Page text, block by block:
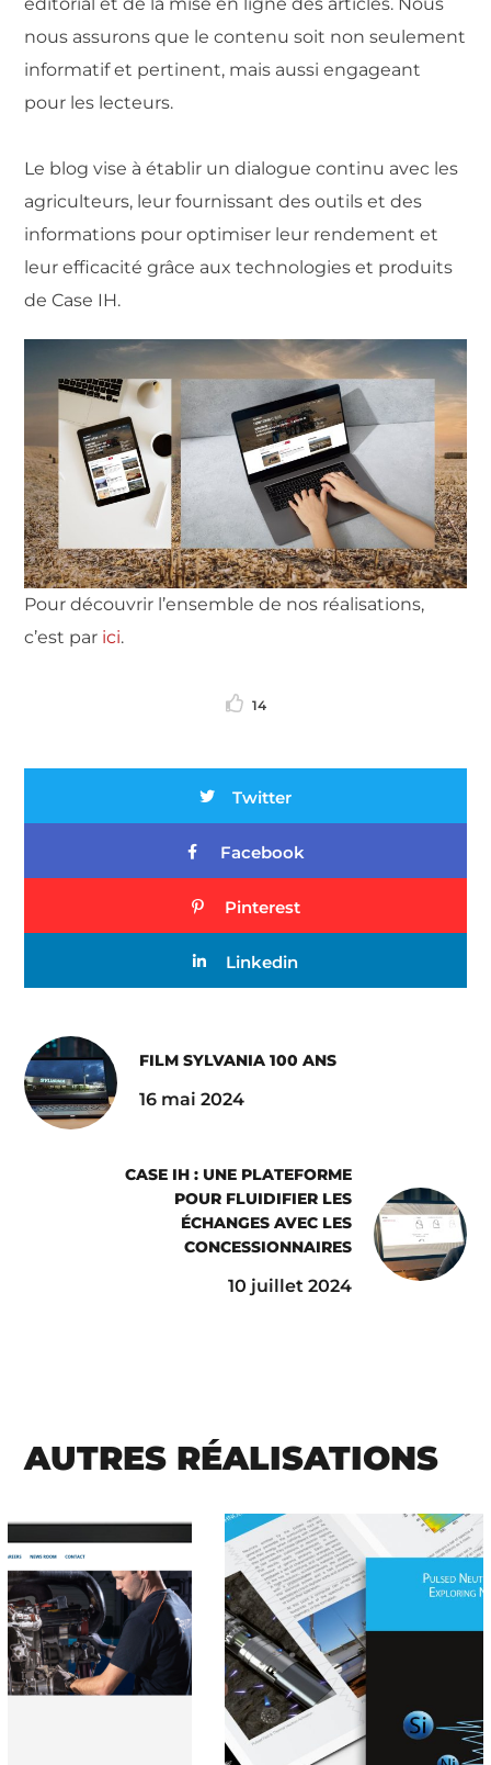
nous assurons que le contenu soit non seulement
informatif et pertinent, mais aussi engageant
pour les lecteurs.
Le blog vise à établir un dialogue continu avec les
agriculteurs, leur fournissant des outils et des
informations pour optimiser leur rendement et
leur efficacité grâce aux technologies et produits
de Case IH.
Pour découvrir l’ensemble de nos réalisations,
c’est par ici.
14
Twitter
Facebook
Pinterest
Linkedin
FILM SYLVANIA 100 ANS
16 mai 2024
CASE IH : UNE PLATEFORME
POUR FLUIDIFIER LES
ÉCHANGES AVEC LES
CONCESSIONNAIRES
10 juillet 2024
AUTRES RÉALISATIONS